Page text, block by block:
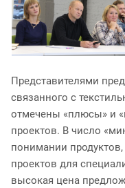
Представителями
связанного с
отмечены «плюсы» и
проектов. В число
понимании
проектов для
высокая цена